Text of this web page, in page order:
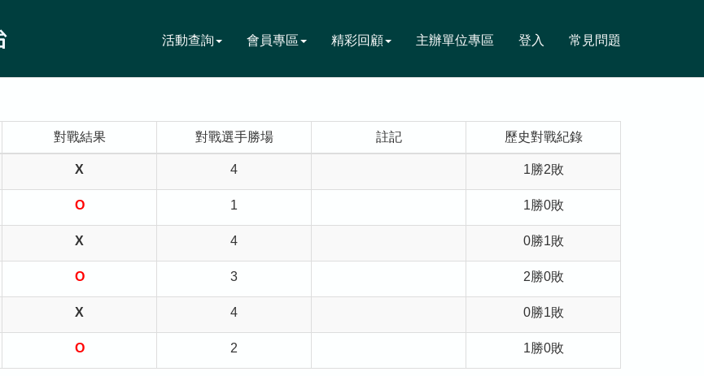
活動查詢 會員專區 精彩回顧 主辦單位專區 登入 常見問題
對戰結果 對戰選手勝場 註記 歷史對戰紀錄
X 4 1勝2敗
O 1 1勝0敗
X 4 0勝1敗
O 3 2勝0敗
X 4 0勝1敗
O 2 1勝0敗